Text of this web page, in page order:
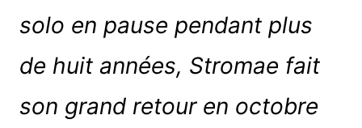
solo en pause pendant plus
de huit années, Stromae fait
son grand retour en octobre